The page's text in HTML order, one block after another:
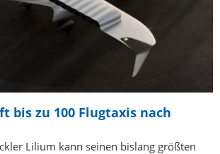
bis zu 100 Flugtaxis nach
Lilium kann seinen bislang größten